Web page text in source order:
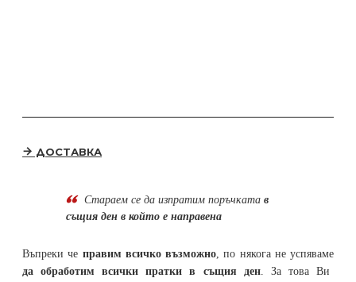
ДОСТАВКА
Стараем се да изпратим поръчката в
същия ден в който е направена
Въпреки че правим всичко възможно, по някога не успяваме
да обработим всички пратки в същия ден. За това Ви